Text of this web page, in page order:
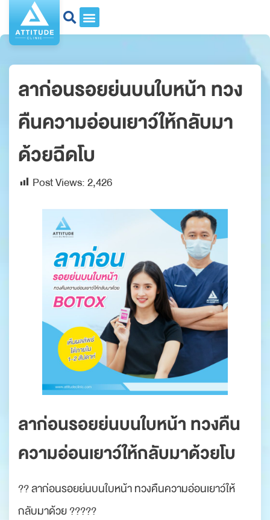
ลาก่อนรอยย่นบนใบหน้า ทวง
คืนความอ่อนเยาว์ให้กลับมา
ด้วยฉีดโบ
Post Views:2,426
ลาก่อนรอยย่นบนใบหน้า ทวงคืน
ความอ่อนเยาว์ให้กลับมาด้วยโบ
?? ลาก่อนรอยย่นบนใบหน้า ทวงคืนความอ่อนเยาว์ให้
กลับมาด้วย ?????